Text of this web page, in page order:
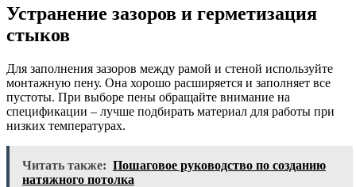
Устранение зазоров и герметизация
стыков
Для заполнения зазоров между рамой и стеной используйте
монтажную пену. Она хорошо расширяется и заполняет все
пустоты. При выборе пены обращайте внимание на
спецификации – лучше подбирать материал для работы при
низких температурах.
Читать также: Пошаговое руководство по созданию
натяжного потолка